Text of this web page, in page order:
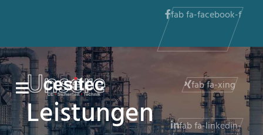
fab fa-facebook-f
fab fa-xing
fab fa-linkedin-
Unsere
Leistungen